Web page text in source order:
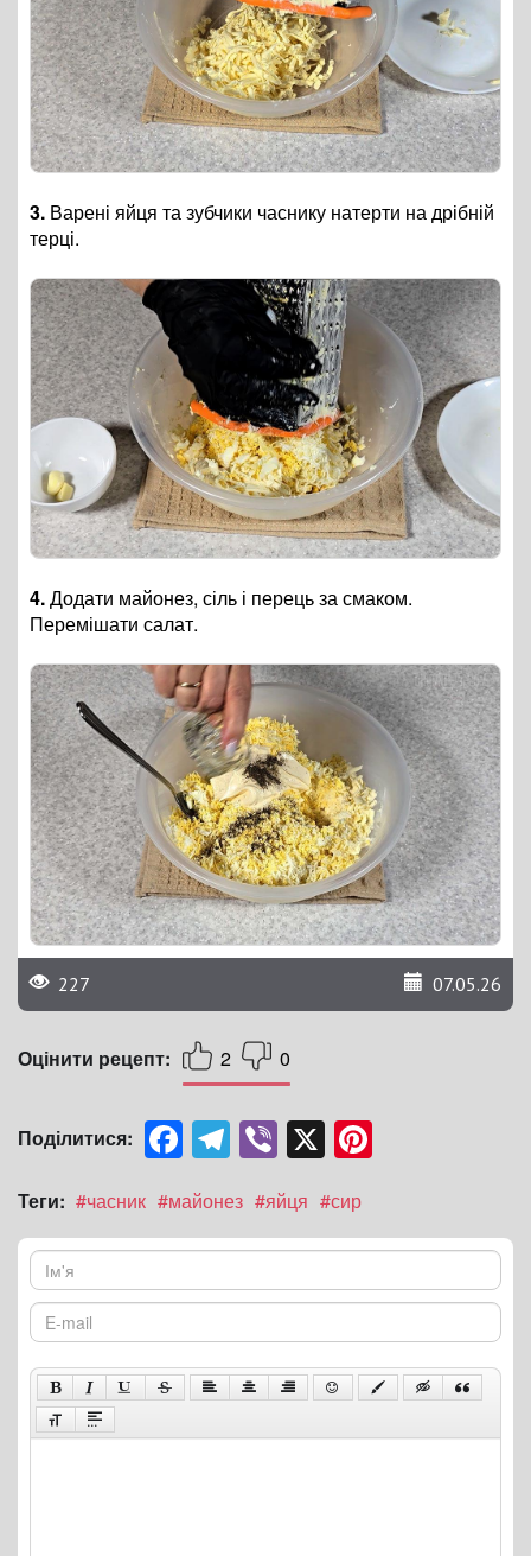
3. Варені яйця та зубчики часнику натерти на дрібній
терці.
4.Додати майонез, сіль і перець за смаком.
Перемішати салат.
227 07.05.26
Оцінити рецепт: 2 0
Поділитися: FacebookTelegramViber X
Теги: #часник #майонез #яйця #сир